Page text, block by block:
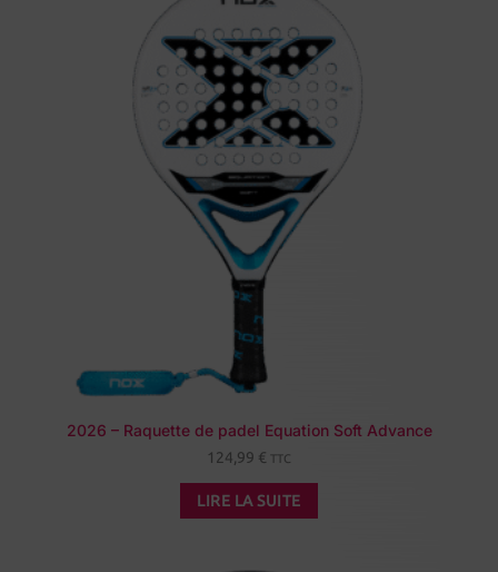
2026 – Raquette de padel Equation Soft Advance
124,99 € TTC
LIRE LA SUITE